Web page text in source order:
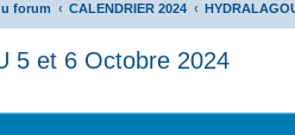
forum CALENDRIER 2024
5 et 6 Octobre 2024